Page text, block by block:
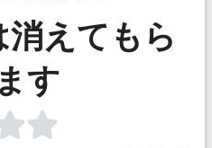
えてもら
す